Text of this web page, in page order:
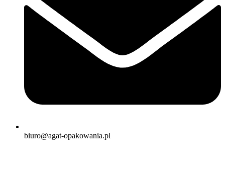
biuro@agat-opakowania.pl